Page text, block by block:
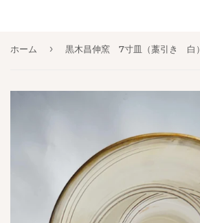
ホーム › 黒木昌伸窯 7寸皿（藁引き 白）